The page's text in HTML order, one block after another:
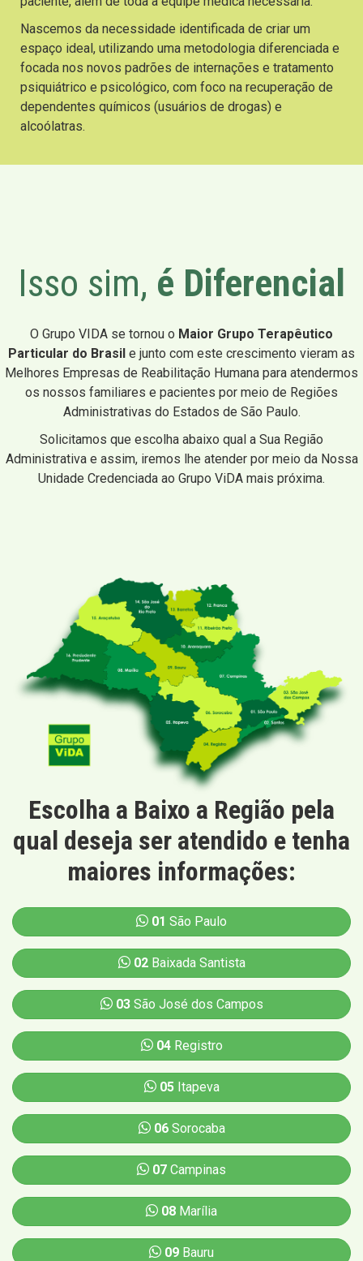
Nascemos da necessidade identificada de criar um
espaço ideal, utilizando uma metodologia diferenciada e
focada nos novos padrões de internações e tratamento
psiquiátrico e psicológico, com foco na recuperação de
dependentes químicos (usuários de drogas) e
alcoólatras.
Isso sim, é Diferencial
O Grupo VIDA se tornou o Maior Grupo Terapêutico
Particular do Brasil e junto com este crescimento vieram as
Melhores Empresas de Reabilitação Humana para atendermos
os nossos familiares e pacientes por meio de Regiões
Administrativas do Estados de São Paulo.
Solicitamos que escolha abaixo qual a Sua Região
Administrativa e assim, iremos lhe atender por meio da Nossa
Unidade Credenciada ao Grupo ViDA mais próxima.
Escolha a Baixo a Região pela
qual deseja ser atendido e tenha
maiores informações:
01 São Paulo
02Baixada Santista
03São José dos Campos
04Registro
05Itapeva
06Sorocaba
07 Campinas
08 Marília
09 Bauru